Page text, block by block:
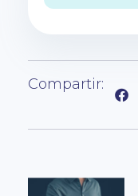
Compartir: